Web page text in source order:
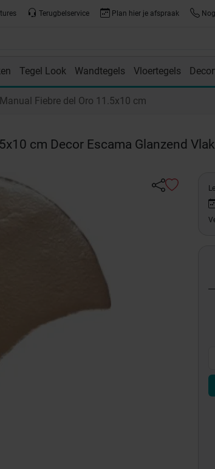
Terugbelservice Plan hier je afspraak Nog
Tegel Look Wandtegels Vloertegels
Fiebre del Oro 11.5x10 cm
cm Decor Escama Glanzend Vlak